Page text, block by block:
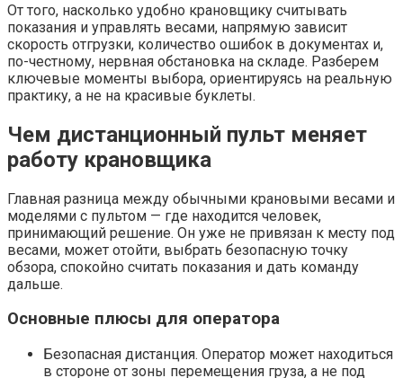
От того, насколько удобно крановщику считывать
показания и управлять весами, напрямую зависит
скорость отгрузки, количество ошибок в документах и,
по-честному, нервная обстановка на складе. Разберем
ключевые моменты выбора, ориентируясь на реальную
практику, а не на красивые буклеты.
Чем дистанционный пульт меняет
работу крановщика
Главная разница между обычными крановыми весами и
моделями с пультом — где находится человек,
принимающий решение. Он уже не привязан к месту под
весами, может отойти, выбрать безопасную точку
обзора, спокойно считать показания и дать команду
дальше.
Основные плюсы для оператора
Безопасная дистанция. Оператор может находиться
в стороне от зоны перемещения груза, а не под